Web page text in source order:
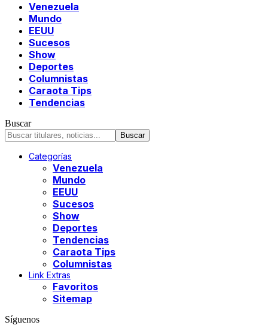
Venezuela
Mundo
EEUU
Sucesos
Show
Deportes
Columnistas
Caraota Tips
Tendencias
Buscar
Categorías
Venezuela
Mundo
EEUU
Sucesos
Show
Deportes
Tendencias
Caraota Tips
Columnistas
Link Extras
Favoritos
Sitemap
Síguenos